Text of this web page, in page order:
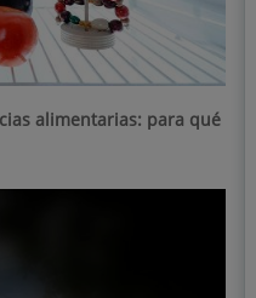
alimentarias: para qué